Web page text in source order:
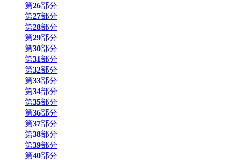
第26部分
第27部分
第28部分
第29部分
第30部分
第31部分
第32部分
第33部分
第34部分
第35部分
第36部分
第37部分
第38部分
第39部分
第40部分